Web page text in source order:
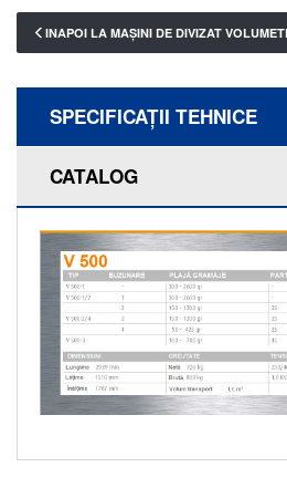
INAPOI LA MAȘINI DE DIVIZAT
SPECIFICAŢII TEHNICE
CATALOG